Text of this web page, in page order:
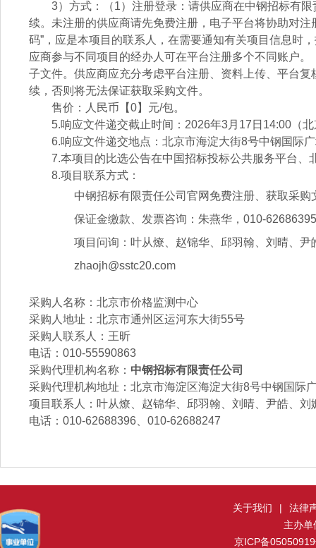
3）方式：（1）注册登录：请供应商在中钢招标有
续。未注册的供应商请先免费注册，电子平台将协助对
码”，应是本项目的联系人，在需要通知有关项目信息时
应商参与不同项目的经办人可在平台注册多个不同账户
子文件。供应商应充分考虑平台注册、资料上传、平台
续，否则将无法保证获取采购文件。
售价：人民币【0】元/包。
5.响应文件递交截止时间：2026年3月17日14:00（
6.响应文件递交地点：北京市海淀大街8号中钢国际
7.本项目的比选公告在中国招标投标公共服务平台、
8.项目联系方式：
中钢招标有限责任公司官网免费注册、获取采
保证金缴款、发票咨询：朱燕华，010-
项目问询：叶从燎、赵锦华、邱羽翰、刘晴、
zhaojh@sstc20.com
采购人名称： 北京市价格监测中心
采购人地址：北京市通州区运河东大街55号
采购人联系人：王昕
电话：010-55590863
采购代理机构名称： 中钢招标有限责任公司
采购代理机构地址：北京市海淀区海淀大街8号中钢国际
项目联系人：叶从燎、赵锦华、邱羽翰、刘晴、尹皓、刘
电话：010-62688396、010-62688247
关于我们 |
法律
主办
京ICP备